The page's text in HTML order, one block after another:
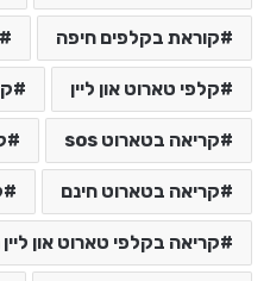
קוראת בקלפים חיפה
קלפי טארוט און ליין
קריאה בטארוט sos
קריאה בטארוט חינם
קריאה בקלפי טארוט און ליין